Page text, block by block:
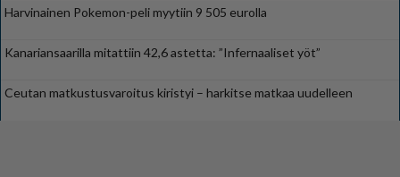
Harvinainen Pokemon-peli myytiin 9 505 eurolla
Kanariansaarilla mitattiin 42,6 astetta: ”Infernaaliset yöt”
Ceutan matkustusvaroitus kiristyi – harkitse matkaa uudelleen